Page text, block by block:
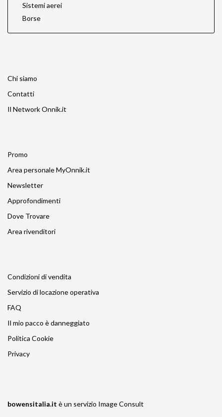
Sistemi aerei
Borse
Chi siamo
Contatti
Il Network Onnik.it
Promo
Area personale MyOnnik.it
Newsletter
Approfondimenti
Dove Trovare
Area rivenditori
Condizioni di vendita
Servizio di locazione operativa
FAQ
Il mio pacco è danneggiato
Politica Cookie
Privacy
bowensitalia.it è un servizio Image Consult